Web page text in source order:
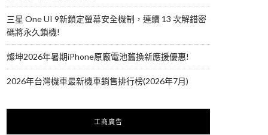
三星 One UI 9新鎖定螢幕安全機制，連續 13 次解錯密
碼將永久鎖機!
燦坤2026年暑期iPhone原廠電池舊換新應援優惠!
2026年台灣機車最新機車銷售排行榜(2026年7月)
工商廣告